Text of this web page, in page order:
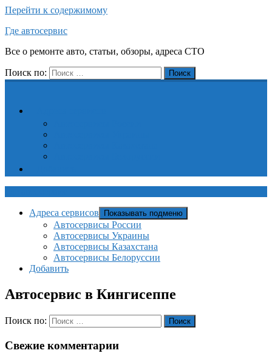
Перейти к содержимому
Где автосервис
Все о ремонте авто, статьи, обзоры, адреса СТО
Поиск по: Поиск
Адреса сервисов Показывать подменю
Автосервисы России
Автосервисы Украины
Автосервисы Казахстана
Автосервисы Белоруссии
Добавить
Автосервис в Кингисеппе
Поиск по: Поиск
Свежие комментарии